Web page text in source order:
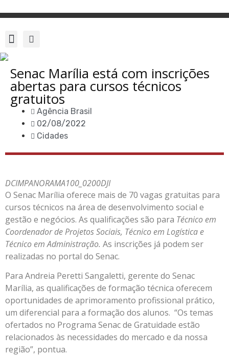
Senac Marília está com inscrições
abertas para cursos técnicos
gratuitos
Agência Brasil
02/08/2022
Cidades
DCIMPANORAMA100_0200DJI
O Senac Marília oferece mais de 70 vagas gratuitas para
cursos técnicos na área de desenvolvimento social e
gestão e negócios. As qualificações são para Técnico em
Coordenador de Projetos Sociais, Técnico em Logística e
Técnico em Administração. As inscrições já podem ser
realizadas no portal do Senac.
Para Andreia Peretti Sangaletti, gerente do Senac
Marília, as qualificações de formação técnica oferecem
oportunidades de aprimoramento profissional prático,
um diferencial para a formação dos alunos. “Os temas
ofertados no Programa Senac de Gratuidade estão
relacionados às necessidades do mercado e da nossa
região”, pontua.